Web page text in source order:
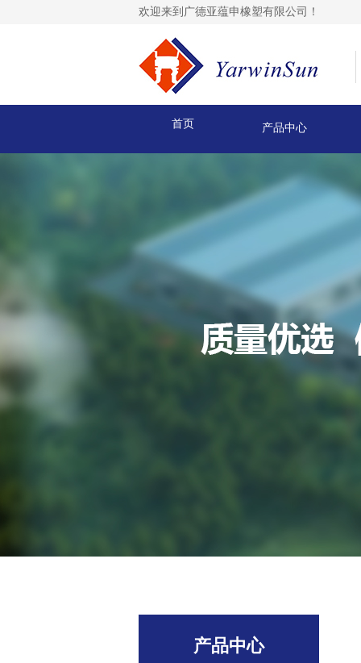
欢迎来到广德亚蕴申橡塑有限公司！
首页 产品中心
产品中心